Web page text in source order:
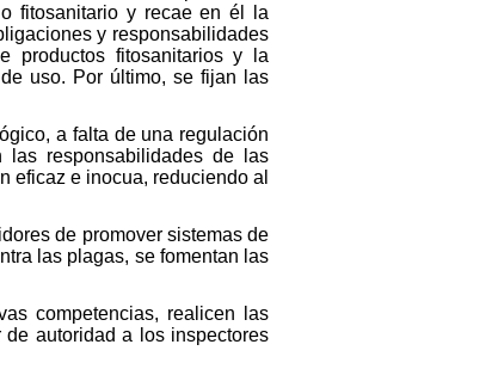
fitosanitario y recae en él la
y responsabilidades
productos fitosanitarios y la
uso. Por último, se fijan las
a falta de una regulación
responsabilidades de las
eficaz e inocua, reduciendo al
de promover sistemas de
las plagas, se fomentan las
competencias, realicen las
autoridad a los inspectores